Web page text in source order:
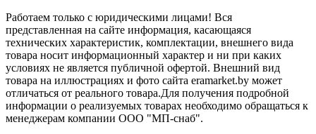
Работаем только с юридическими лицами! Вся
представленная на сайте информация, касающаяся
технических характеристик, комплектации, внешнего вида
товара носит информационный характер и ни при каких
условиях не является публичной офертой. Внешний вид
товара на иллюстрациях и фото сайта eramarket.by может
отличаться от реального товара.Для получения подробной
информации о реализуемых товарах необходимо обращаться к
менеджерам компании ООО "МП-снаб".